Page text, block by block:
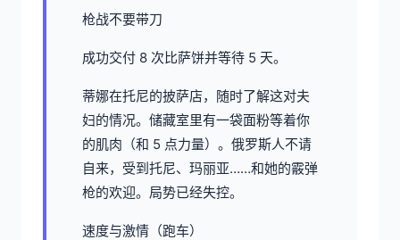
枪战不要带刀
成功交付 8 次比萨饼并等待 5 天。
蒂娜在托尼的披萨店，随时了解这对夫
妇的情况。储藏室里有一袋面粉等着你
的肌肉（和 5 点力量）。俄罗斯人不请
自来，受到托尼、玛丽亚……和她的霰弹
枪的欢迎。局势已经失控。
速度与激情（跑车）